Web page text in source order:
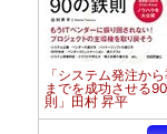
「システム発注か
までを成功させる
則」田村 昇平